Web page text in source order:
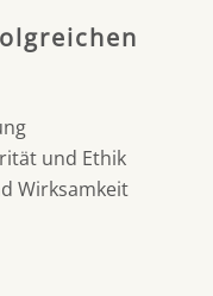
und Ethik
Wirksamkeit